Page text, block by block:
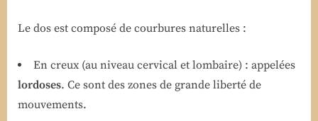
Le dos est composé de courbures naturelles :
En creux (au niveau cervical et lombaire) : appelées
lordoses. Ce sont des zones de grande liberté de
mouvements.